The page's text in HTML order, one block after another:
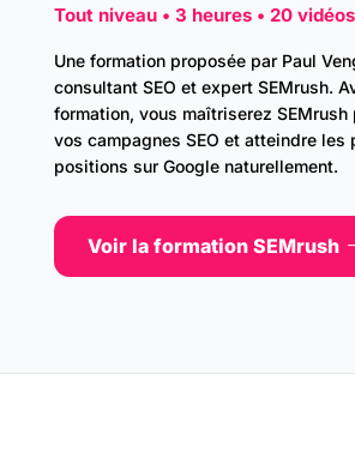
Tout niveau • 3 heures • 20 vidéos
Une formation proposée par Paul
consultant SEO et expert SEMrush.
formation, vous maîtriserez
vos campagnes SEO et atteindre les
positions sur Google naturellement.
Voir la formation SEMrush